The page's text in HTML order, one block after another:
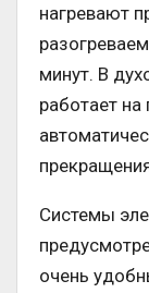
нагревают
минут. В
работает на
Системы
очень